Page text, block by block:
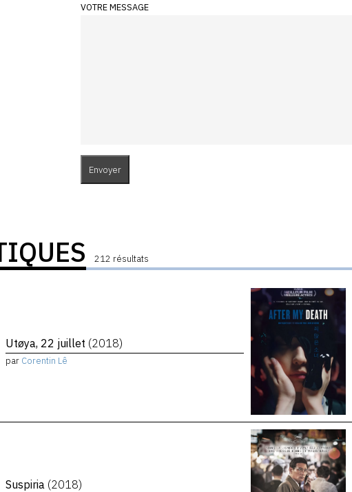
VOTRE MESSAGE
212 résultats
Utøya, 22 juillet (2018)
par Corentin Lê
Suspiria (2018)